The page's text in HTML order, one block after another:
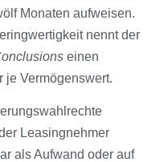
Monaten aufweisen.
nennt der
einen
je Vermögens­wert.
Leasingnehmer
als Aufwand oder auf